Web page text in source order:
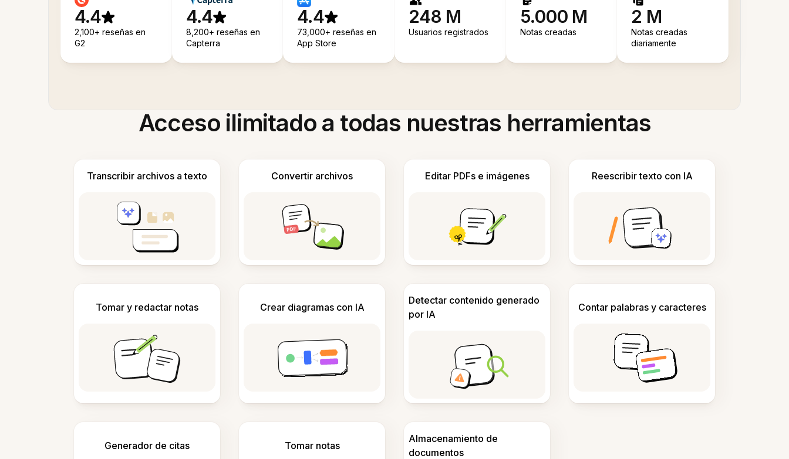
4.4
2,100+ reseñas en
G2
4.4
8,200+ reseñas en
Capterra
4.4
73,000+ reseñas en
App Store
248 M
Usuarios registrados
5.000 M
Notas creadas
2 M
Notas creadas
diariamente
Acceso ilimitado a todas nuestras herramientas
Transcribir archivos a texto Convertir archivos Editar PDFs e imágenes Reescribir texto con IA
Tomar y redactar notas Crear diagramas con IA
Detectar contenido generado
por IA
Contar palabras y caracteres
Generador de citas Tomar notas
Almacenamiento de
documentos